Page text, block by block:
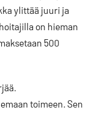
ylittää juuri ja
on hieman
500
toimeen. Sen